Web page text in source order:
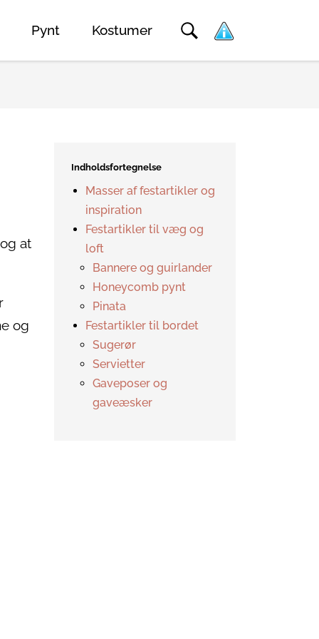
Pynt Kostumer
at
og
Indholdsfortegnelse
Masser af festartikler og
inspiration
Festartikler til væg og
loft
Bannere og guirlander
Honeycomb pynt
Pinata
Festartikler til bordet
Sugerør
Servietter
Gaveposer og
gaveæsker